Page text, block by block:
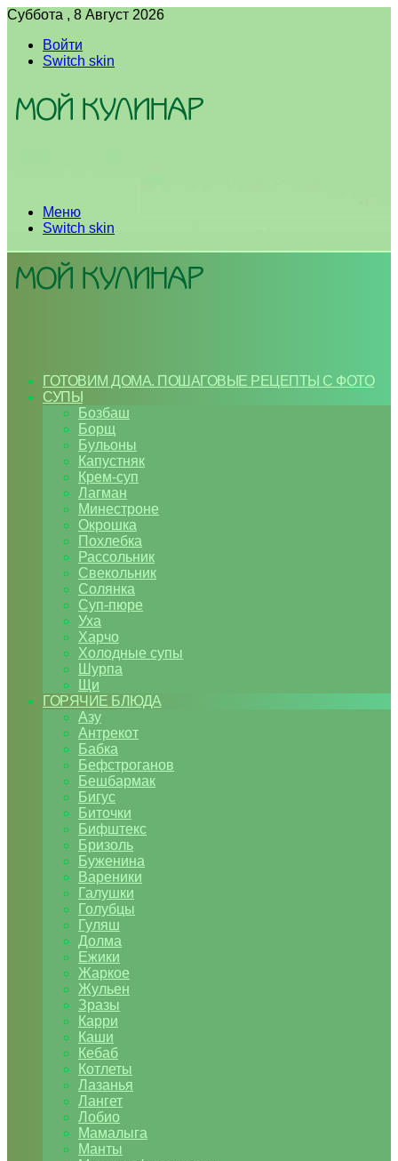
Суббота , 8 Август 2026
Войти
Switch skin
Меню
Switch skin
ГОТОВИМ ДОМА. ПОШАГОВЫЕ РЕЦЕПТЫ С ФОТО
СУПЫ
Бозбаш
Борщ
Бульоны
Капустняк
Крем-суп
Лагман
Минестроне
Окрошка
Похлебка
Рассольник
Свекольник
Солянка
Суп-пюре
Уха
Харчо
Холодные супы
Шурпа
Щи
ГОРЯЧИЕ БЛЮДА
Азу
Антрекот
Бабка
Бефстроганов
Бешбармак
Бигус
Биточки
Бифштекс
Бризоль
Буженина
Вареники
Галушки
Голубцы
Гуляш
Долма
Ежики
Жаркое
Жульен
Зразы
Карри
Каши
Кебаб
Котлеты
Лазанья
Лангет
Лобио
Мамалыга
Манты